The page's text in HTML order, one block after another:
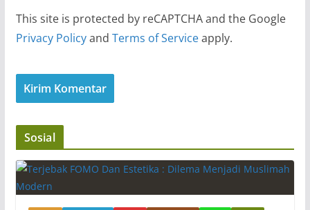
This site is protected by reCAPTCHA and the Google
Privacy Policyand Terms of Serviceapply.
Sosial